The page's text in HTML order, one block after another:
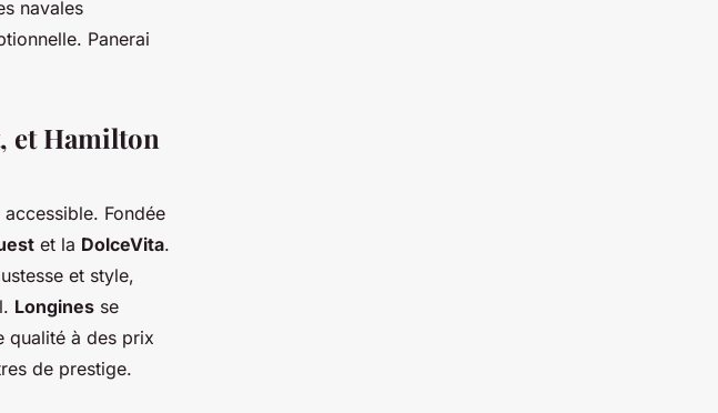
navales
Panerai
et Hamilton
Fondée
et la DolceVita.
et style,
Longines se
qualité à des prix
de prestige.